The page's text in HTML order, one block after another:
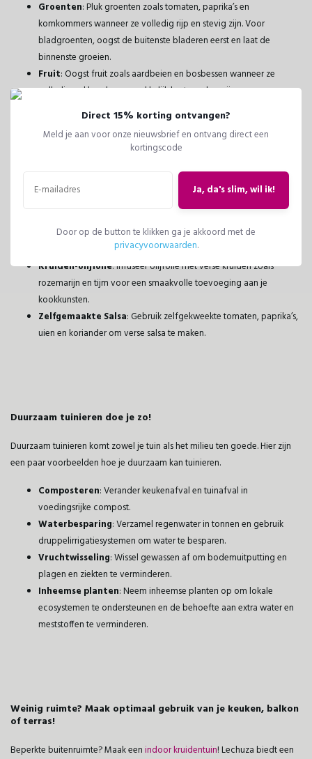
Direct 15% korting ontvangen?
Meld je aan voor onze nieuwsbrief en ontvang direct een
kortingscode
Ja, da's slim, wil ik!
Door op de button te klikken ga je akkoord met de
privacyvoorwaarden.
Groenten: Pluk groenten zoals tomaten, paprika’s en
komkommers wanneer ze volledig rijp en stevig zijn. Voor
bladgroenten, oogst de buitenste bladeren eerst en laat de
binnenste groeien.
Fruit: Oogst fruit zoals aardbeien en bosbessen wanneer ze
volledig gekleurd en gemakkelijk los te maken zijn.
Benieuwd naar de simpelste recepten vanuit je moestuin?
Makkelijker ga je ze echt niet vinden!
tomaten, verse basilicum, mozzarella, olijfolie en balsamicoazijn
voor een simpele, heerlijke salade.
Kruiden-olijfolie: Infuseer olijfolie met verse kruiden zoals
rozemarijn en tijm voor een smaakvolle toevoeging aan je
kookkunsten.
Zelfgemaakte Salsa: Gebruik zelfgekweekte tomaten, paprika’s,
uien en koriander om verse salsa te maken.
Duurzaam tuinieren doe je zo!
Duurzaam tuinieren komt zowel je tuin als het milieu ten goede. Hier zijn
een paar voorbeelden hoe je duurzaam kan tuinieren.
Composteren: Verander keukenafval en tuinafval in
voedingsrijke compost.
Waterbesparing: Verzamel regenwater in tonnen en gebruik
druppelirrigatiesystemen om water te besparen.
Vruchtwisseling: Wissel gewassen af om bodemuitputting en
plagen en ziekten te verminderen.
Inheemse planten: Neem inheemse planten op om lokale
ecosystemen te ondersteunen en de behoefte aan extra water en
meststoffen te verminderen.
Weinig ruimte? Maak optimaal gebruik van je keuken, balkon
of terras!
Beperkte buitenruimte? Maak eenindoor kruidentuin! Lechuza biedt een